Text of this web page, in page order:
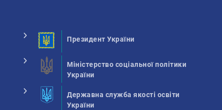
Президент України
Міністерство соціальної політики
України
Державна служба якості освіти
України